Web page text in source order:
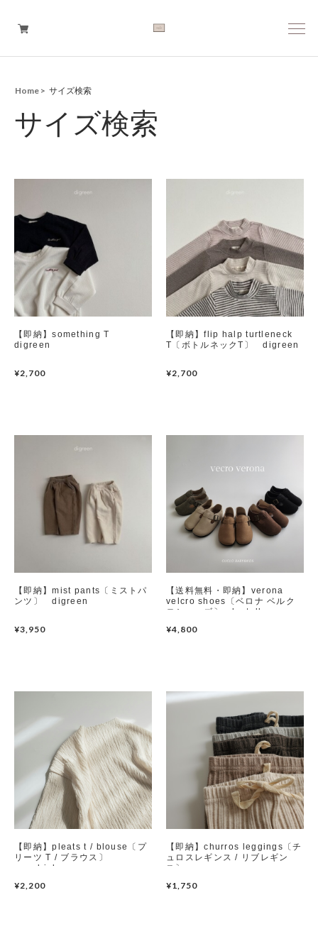
Boys
Girls
Tops
Bottoms
Outer
Set up / Salopette / One piece
Socks
Shoes
Accessories / Goods
Gift wrapping
Home サイズ検索
サイズ検索
【即納】something T
digreen
¥2,700
【即納】flip halp turtleneck
T〔ボトルネックT〕 digreen
¥2,700
【即納】mist pants〔ミストパ
ンツ〕 digreen
¥3,950
【送料無料・即納】verona
velcro shoes〔ベロナ ベルク
ロシューズ〕 lastella
¥4,800
【即納】pleats t / blouse〔プ
リーツ T / ブラウス〕
nunubiel
¥2,200
【即納】churros leggings〔チ
ュロスレギンス / リブレギン
ス〕 anggo
¥1,750